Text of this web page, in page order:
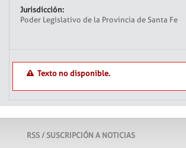
Jurisdicción:
Poder Legislativo de la Provincia de Santa Fe
Texto no disponible.
RSS / SUSCRIPCIÓN A NOTICIAS